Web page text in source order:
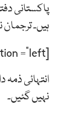
پاکستانی
ہیں۔
[post-relate link=”https://humnews.pk//latest/100236/” position =”left”]
انتہائی
نہیں گئیں۔